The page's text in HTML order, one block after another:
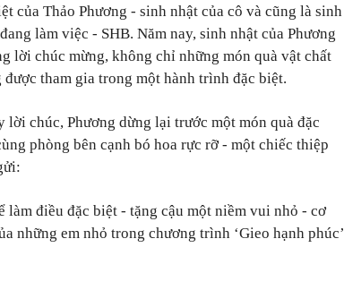
của Thảo Phương - sinh nhật của cô và cũng là sinh
làm việc - SHB. Năm nay, sinh nhật của Phương
lời chúc mừng, không chỉ những món quà vật chất
tham gia trong một hành trình đặc biệt.
lời chúc, Phương dừng lại trước một món quà đặc
phòng bên cạnh bó hoa rực rỡ - một chiếc thiệp
làm điều đặc biệt - tặng cậu một niềm vui nhỏ - cơ
những em nhỏ trong chương trình ‘Gieo hạnh phúc’